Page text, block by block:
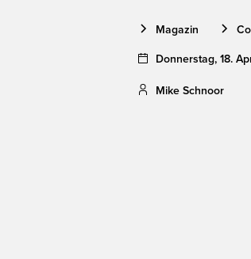
Magazin
Donnerstag, 18.
Mike Schnoor